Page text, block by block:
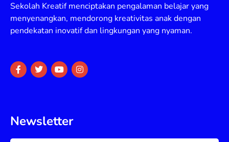
Sekolah Kreatif menciptakan pengalaman belajar yang
menyenangkan, mendorong kreativitas anak dengan
pendekatan inovatif dan lingkungan yang nyaman.
F
a
o
k
f
T
w
Y
o
I
n
Newsletter